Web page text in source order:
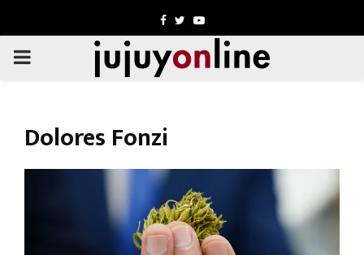
Facebook
TwitterYoutube
PRIMARY
Dolores Fonzi